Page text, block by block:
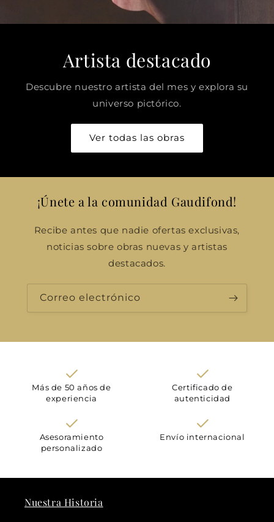
Artista destacado
Descubre nuestro artista del mes y explora su
universo pictórico.
Ver todas las obras
¡Únete a la comunidad Gaudifond!
Recibe antes que nadie ofertas exclusivas,
noticias sobre obras nuevas y artistas
destacados.
Correo electrónico
Más de 50 años de
experiencia
Certificado de
autenticidad
Asesoramiento
personalizado
Envío internacional
Nuestra Historia